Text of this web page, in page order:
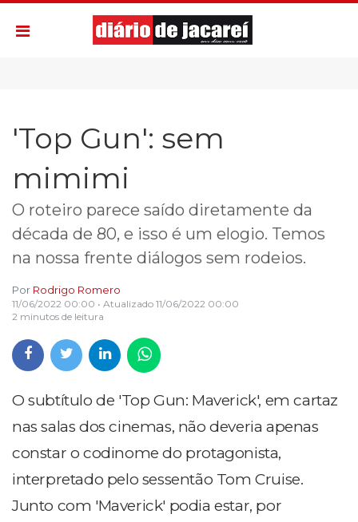
'Top Gun': sem
mimimi
O roteiro parece saído diretamente da
década de 80, e isso é um elogio. Temos
na nossa frente diálogos sem rodeios.
Por Rodrigo Romero
11/06/2022 00:00 • Atualizado 11/06/2022 00:00
2 minutos de leitura
O subtítulo de 'Top Gun: Maverick', em cartaz
nas salas dos cinemas, não deveria apenas
constar o codinome do protagonista,
interpretado pelo sessentão Tom Cruise.
Junto com 'Maverick' podia estar, por